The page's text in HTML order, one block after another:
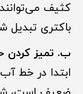
کثیف
باکتری تبدیل
ب. تمیز